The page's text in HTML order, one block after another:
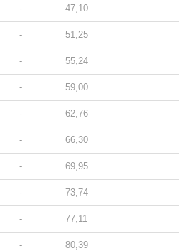
- 47,10
- 51,25
- 55,24
- 59,00
- 62,76
- 66,30
- 69,95
- 73,74
- 77,11
- 80,39